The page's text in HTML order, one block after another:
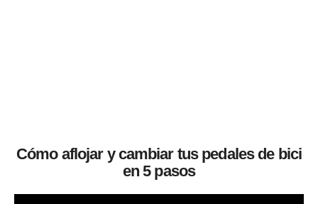
Cómo aflojar y cambiar tus pedales de bici
en 5 pasos